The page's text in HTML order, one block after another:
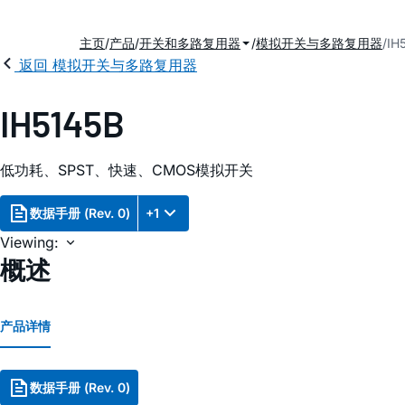
主页 产品 开关和多路复用器 模拟开关与多路复用器
返回 模拟开关与多路复用器
IH5145B
低功耗、SPST、快速、CMOS模拟开关
数据手册 (Rev. 0) +1
Viewing:
概述
产品详情
数据手册 (Rev. 0)